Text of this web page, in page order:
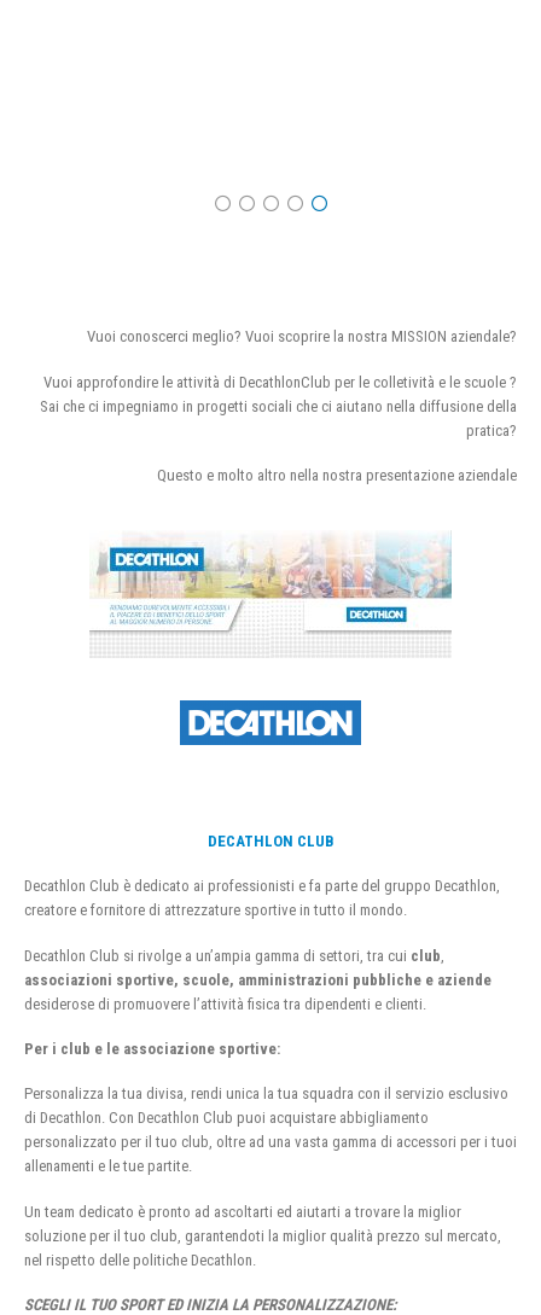
Vuoi conoscerci meglio? Vuoi scoprire la nostra MISSION aziendale?
Vuoi approfondire le attività di DecathlonClub per le colletività e le scuole ?
Sai che ci impegniamo in progetti sociali che ci aiutano nella diffusione della
pratica?
Questo e molto altro nella nostra presentazione aziendale
DECATHLON CLUB
Decathlon Club è dedicato ai professionisti e fa parte del gruppo Decathlon,
creatore e fornitore di attrezzature sportive in tutto il mondo.
Decathlon Club si rivolge a un’ampia gamma di settori, tra cui club
associazioni sportive, scuole, amministrazioni pubbliche e aziende
desiderose di promuovere l’attività fisica tra dipendenti e clienti.
Per i club e le associazione sportive:
Personalizza la tua divisa, rendi unica la tua squadra con il servizio esclusivo
di Decathlon. Con Decathlon Club puoi acquistare abbigliamento
personalizzato per il tuo club, oltre ad una vasta gamma di accessori per i tuoi
allenamenti e le tue partite.
Un team dedicato è pronto ad ascoltarti ed aiutarti a trovare la miglior
soluzione per il tuo club, garantendoti la miglior qualità prezzo sul mercato,
nel rispetto delle politiche Decathlon.
SCEGLI IL TUO SPORT ED INIZIA LA PERSONALIZZAZIONE: